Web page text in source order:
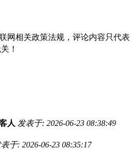
网相关政策法规，评论内容只代表
！
人 发表于: 2026-06-23 08:38:49
于: 2026-06-23 08:35:17